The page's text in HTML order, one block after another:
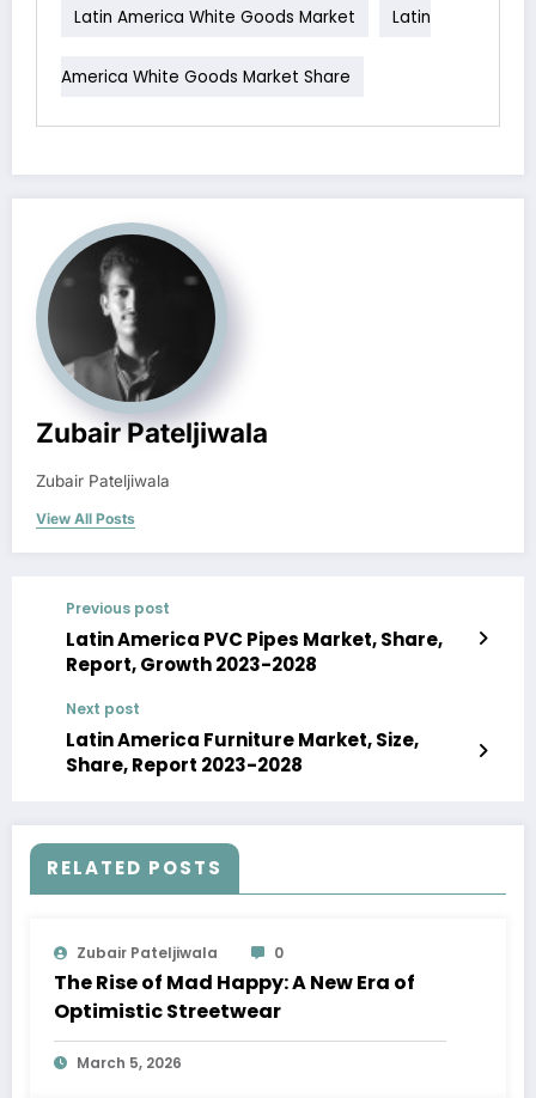
Latin America White Goods Market Latin
America White Goods Market Share
Zubair Pateljiwala
Zubair Pateljiwala
View All Posts
Previous post
Latin America PVC Pipes Market, Share,
Report, Growth 2023-2028
Next post
Latin America Furniture Market, Size,
Share, Report 2023-2028
RELATED POSTS
Zubair Pateljiwala 0
The Rise of Mad Happy: A New Era of
Optimistic Streetwear
March 5, 2026